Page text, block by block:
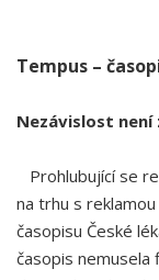
Tempus –
Nezávislost není
Prohlubující se
na trhu s
časopisu České
časopis nemusela